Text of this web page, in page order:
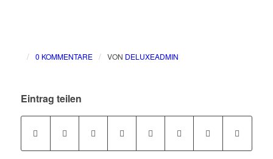
/ 0 KOMMENTARE / VON DELUXEADMIN
Eintrag teilen